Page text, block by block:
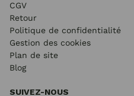
CGV
Retour
Politique de confidentialité
Gestion des cookies
Plan de site
Blog
SUIVEZ-NOUS